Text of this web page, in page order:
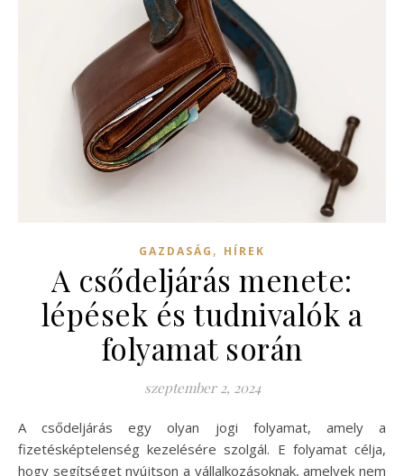
GAZDASÁG , HÍREK
A csődeljárás menete:
lépések és tudnivalók a
folyamat során
szeptember 2, 2024
A csődeljárás egy olyan jogi folyamat, amely a
fizetésképtelenség kezelésére szolgál. E folyamat célja,
hogy segítséget nyújtson a vállalkozásoknak, amelyek nem